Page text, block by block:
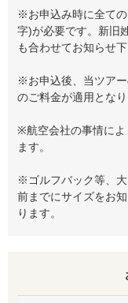
※お申込み時に全て
字)が必要です。新旧
も合わせてお知らせ下
※お申込後、当ツア
のご料金が適用となり
※航空会社の事情によ
ます。
※ゴルフバック等、
前までにサイズをお
ります。